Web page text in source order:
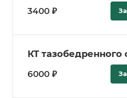
3400 ₽
КТ тазобедренного
6000 ₽